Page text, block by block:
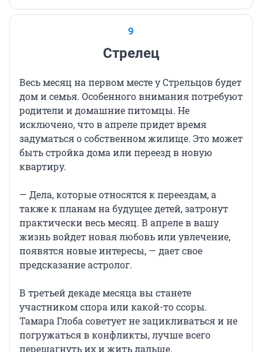
9
Стрелец
Весь месяц на первом месте у Стрельцов будет
дом и семья. Особенного внимания потребуют
родители и домашние питомцы. Не
исключено, что в апреле придет время
задуматься о собственном жилище. Это может
быть стройка дома или переезд в новую
квартиру.
— Дела, которые относятся к переездам, а
также к планам на будущее детей, затронут
практически весь месяц. В апреле в вашу
жизнь войдет новая любовь или увлечение,
появятся новые интересы, — дает свое
предсказание астролог.
В третьей декаде месяца вы станете
участником спора или какой-то ссоры.
Тамара Глоба советует не зацикливаться и не
погружаться в конфликты, лучше всего
перешагнуть их и жить дальше.